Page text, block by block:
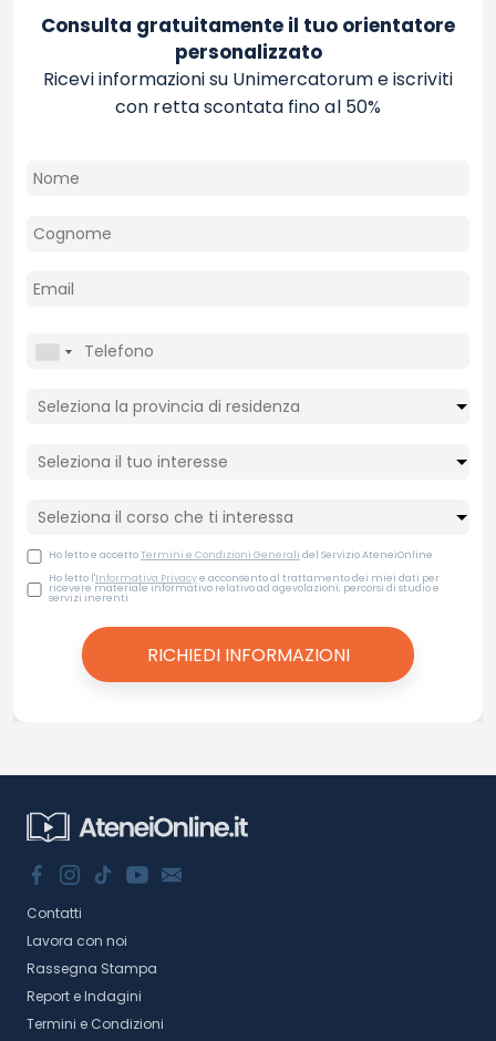
Consulta gratuitamente il tuo orientatore
personalizzato
Ricevi informazioni su Unimercatorum e iscriviti
con retta scontata fino al 50%
Ho letto e accettoTermini e Condizioni Generali del Servizio AteneiOnline
Ho letto l'Informativa Privacye acconsento al trattamento dei miei dati per
ricevere materiale informativo relativo ad agevolazioni, percorsi di studio e
servizi inerenti
Contatti
Lavora con noi
Rassegna Stampa
Report e Indagini
Termini e Condizioni